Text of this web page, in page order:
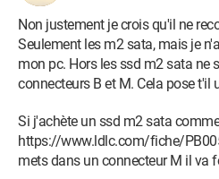
Non justement je crois qu'il ne
Seulement les m2 sata, mais je
mon pc. Hors les ssd m2 sata ne
connecteurs B et M. Cela pose t'il
Si j'achète un ssd m2 sata
https://www.ldlc.com/fiche/
mets dans un connecteur M il va